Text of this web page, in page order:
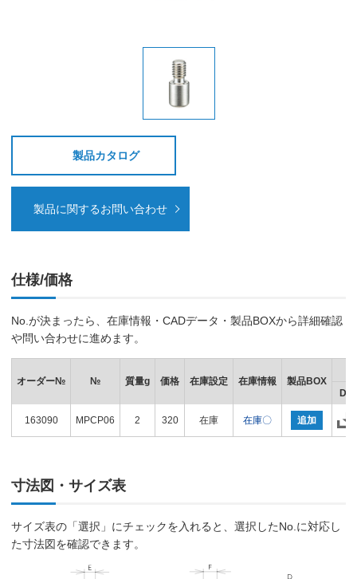
製品カタログ
製品に関するお問い合わせ
仕様/価格
No.が決まったら、在庫情報・CADデータ・製品BOXから詳細確認
や問い合わせに進めます。
オーダー№ № 質量g 価格 在庫設定 在庫情報 製品BOX
163090 MPCP06 2 320 在庫 在庫〇 追加
寸法図・サイズ表
サイズ表の「選択」にチェックを入れると、選択したNo.に対応し
た寸法図を確認できます。